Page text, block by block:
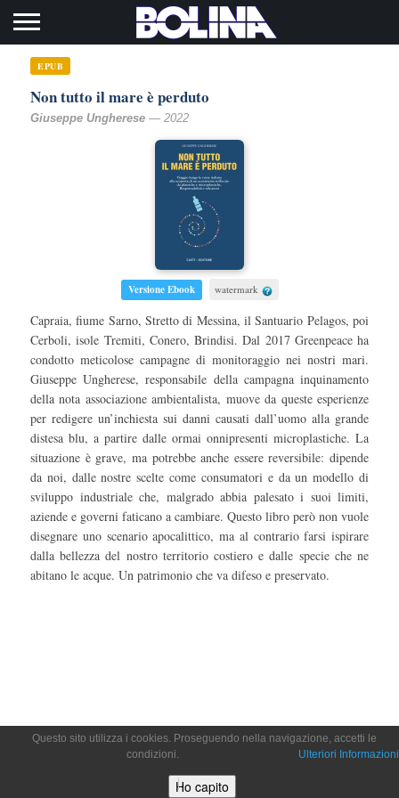
EPUB
Non tutto il mare è perduto
Giuseppe Ungherese — 2022
Versione Ebook watermark
Capraia, fiume Sarno, Stretto di Messina, il Santuario Pelagos, poi
Cerboli, isole Tremiti, Conero, Brindisi. Dal 2017 Greenpeace ha
condotto meticolose campagne di monitoraggio nei nostri mari.
Giuseppe Ungherese, responsabile della campagna inquinamento
della nota associazione ambientalista, muove da queste esperienze
per redigere un’inchiesta sui danni causati dall’uomo alla grande
distesa blu, a partire dalle ormai onnipresenti microplastiche. La
situazione è grave, ma potrebbe anche essere reversibile: dipende
da noi, dalle nostre scelte come consumatori e da un modello di
sviluppo industriale che, malgrado abbia palesato i suoi limiti,
aziende e governi faticano a cambiare. Questo libro però non vuole
disegnare uno scenario apocalittico, ma al contrario farsi ispirare
dalla bellezza del nostro territorio costiero e dalle specie che ne
abitano le acque. Un patrimonio che va difeso e preservato.
Questo sito utilizza i cookies. Proseguendo nella navigazione, accetti le
condizioni.
Ulteriori Informazioni
Ho capito